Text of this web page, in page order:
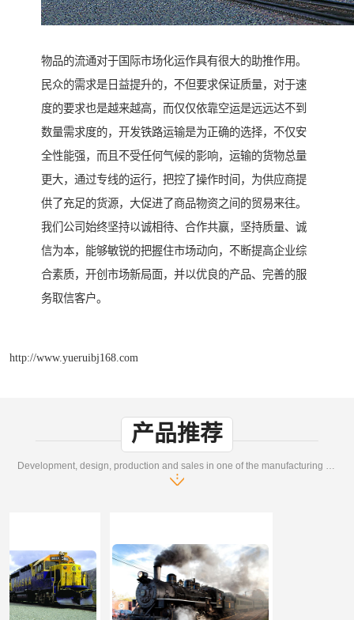
物品的流通对于国际市场化运作具有很大的助推作用。
民众的需求是日益提升的，不但要求保证质量，对于速
度的要求也是越来越高，而仅仅依靠空运是远远达不到
数量需求度的，开发铁路运输是为正确的选择，不仅安
全性能强，而且不受任何气候的影响，运输的货物总量
更大，通过专线的运行，把控了操作时间，为供应商提
供了充足的货源，大促进了商品物资之间的贸易来往。
我们公司始终坚持以诚相待、合作共赢，坚持质量、诚
信为本，能够敏锐的把握住市场动向，不断提高企业综
合素质，开创市场新局面，并以优良的产品、完善的服
务取信客户。
http://www.yueruibj168.com
产品推荐